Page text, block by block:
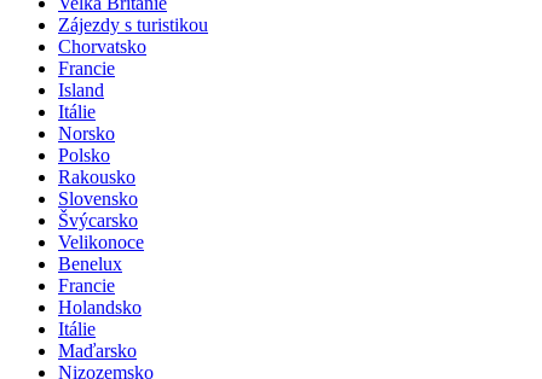
Zájezdy s turistikou
Chorvatsko
Francie
Island
Itálie
Norsko
Polsko
Rakousko
Slovensko
Švýcarsko
Velikonoce
Benelux
Francie
Holandsko
Itálie
Maďarsko
Nizozemsko